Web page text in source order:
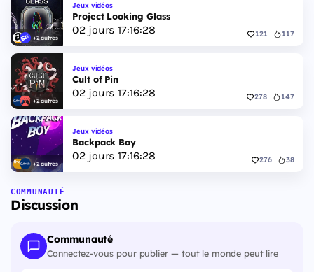
+2 autres
Jeux vidéos
Project Looking Glass
02jours 17:16:27 121 117
+2 autres
Jeux vidéos
Cult of Pin
02jours 17:16:27 278 147
+2 autres
Jeux vidéos
Backpack Boy
02jours 17:16:27 276 38
COMMUNAUTÉ
Discussion
Communauté
Connectez-vous pour publier — tout le monde peut lire